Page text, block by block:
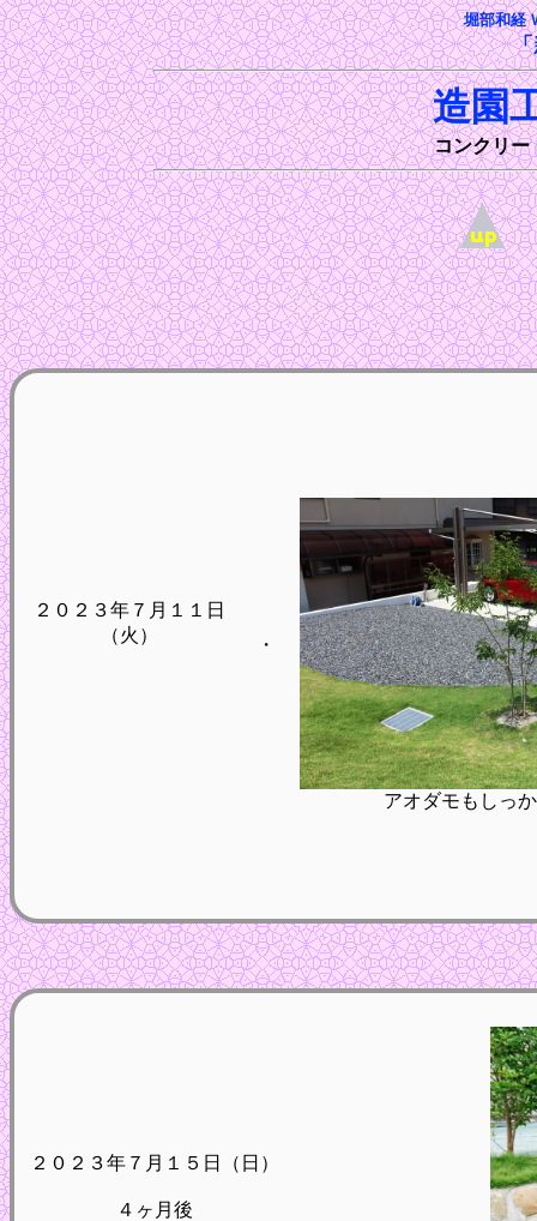
堀部和経
造園
コンクリー
２０２３年７月１１日
（火）
・
アオダモもしっ
２０２３年７月１５日（日）
４ヶ月後